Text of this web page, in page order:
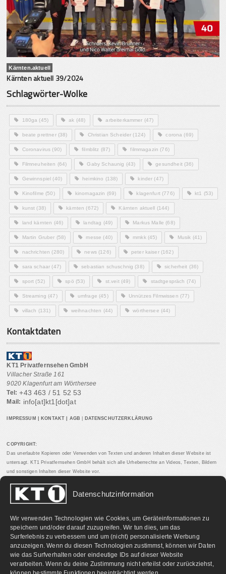
Datenschutzinformation
Wir verwenden Technologien wie Cookies, um Geräteinformationen zu
speichern und/oder darauf zuzugreifen. Wir tun dies, um das
Surferlebnis zu verbessern und um (nicht) personalisierte Werbung
anzuzeigen. Wenn du diesen Technologien zustimmst, können wir Daten
wie das Surfverhalten oder eindeutige IDs auf dieser Website
verarbeiten. Wenn du deine Zustimmung nicht erteilst oder zurückziehst,
Kärnten.aktuell
Kärnten aktuell 39/2024
Schlagwörter-Wolke
180ga (45) ak (48) arbeiterkammer (47)
beate prettner(38) Christian Scheider (124) corona (69)
Coronavirus (90) filmblitz (87) filmmagazin (76)
Filmneuheiten (64) Gaby Schaunig (43) gesundheit(36)
Gewinnspiel (40) heimkino (138) kinder (47)
Kinofilme (50) kinomagazin (69) klagenfurt(776) kt1 (53)
kunst (38) kärnten (672) Kärnten aktuell (144)
land kärnten (46) landtag (49) Markus Malle (68)
Martin Gruber (58) messe (40) mmkk(45) Musik (41)
nachrichten (280) news(126) peter kaiser(162)
sara schaar (47) sebastian schuschnig (38) sicherheit (36)
sport (52) spö (53) st.veit(49) stadtgespräch (74)
Streaming (47) umfrage (45) Unnützes Filmwissen (77)
villach (131) weihnachten (44) wörthersee (44)
Kontaktdaten
KT1 Privatfernsehen GmbH
Villacher Straße 161
9020 Klagenfurt am Wörthersee
Tel: +43 463 / 51 52 53
Mail: info[at]kt1[dot]at
IMPRESSUM KONTAKT AGB DATENSCHUTZERKLÄRUNG
COPYRIGHT:
Das unerlaubte Kopieren oder Verwenden von Texten und anderen Inhalten dieser Website ist
untersagt. KT1 Privatfernsehen GmbH behält sich alle Urheberrechte an Videos, Texten, Bildern
und sonstigen Inhalten dieser Website vor.
PARTNERLINKS: